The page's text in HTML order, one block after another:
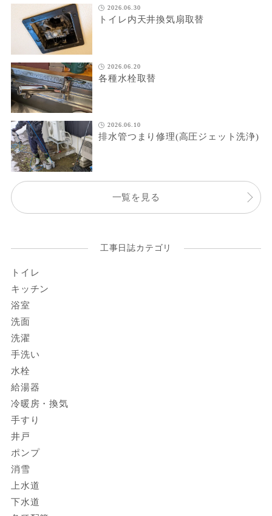
2026.06.30
トイレ内天井換気扇取替
2026.06.20
各種水栓取替
2026.06.10
排水管つまり修理(高圧ジェット洗浄)
一覧を見る
工事日誌カテゴリ
トイレ
キッチン
浴室
洗面
洗濯
手洗い
水栓
給湯器
冷暖房・換気
手すり
井戸
ポンプ
消雪
上水道
下水道